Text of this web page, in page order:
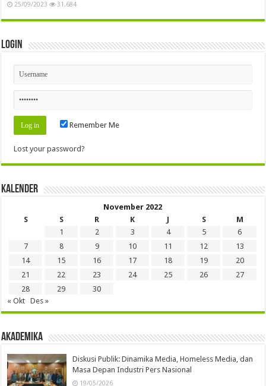
25/09/2023 31,684
Login
Remember Me
Lost your password?
Kalender
November 2022
S
S R K J S
M
1
2 3 4 5
6
7
8 9 10 11 12
13
14
15 16 17 18 19
20
21
22 23 24 25 26
27
28
29
30
« Okt
Des »
Akademika
Diskusi Publik: Dinamika Media, Homeless Media, dan
Masa Depan Industri Pers Nasional
19/05/2026